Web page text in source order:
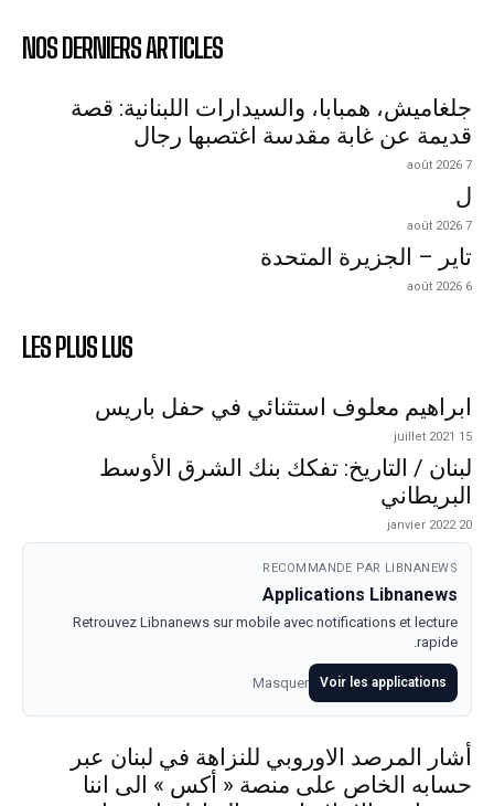
NOS DERNIERS ARTICLES
جلغاميش، همبابا، والسيدارات اللبنانية: قصة
قديمة عن غابة مقدسة اغتصبها رجال
7 août 2026
ل
7 août 2026
تاير – الجزيرة المتحدة
6 août 2026
LES PLUS LUS
ابراهيم معلوف استثنائي في حفل باريس
15 juillet 2021
لبنان / التاريخ: تفكك بنك الشرق الأوسط
البريطاني
20 janvier 2022
RECOMMANDE PAR LIBNANEWS
Applications Libnanews
Retrouvez Libnanews sur mobile avec notifications et lecture
rapide.
Voir les applications
Masquer
أشار المرصد الاوروبي للنزاهة في لبنان عبر
حسابه الخاص على منصة « أكس » الى اننا